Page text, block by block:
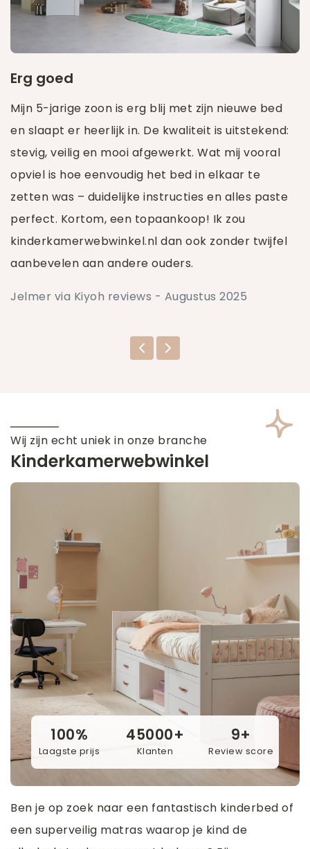
Erg goed
Mijn 5-jarige zoon is erg blij met zijn nieuwe bed
en slaapt er heerlijk in. De kwaliteit is uitstekend:
stevig, veilig en mooi afgewerkt. Wat mij vooral
opviel is hoe eenvoudig het bed in elkaar te
zetten was – duidelijke instructies en alles paste
perfect. Kortom, een topaankoop! Ik zou
kinderkamerwebwinkel.nl dan ook zonder twijfel
aanbevelen aan andere ouders.
Jelmer via Kiyoh reviews - Augustus 2025
Wij zijn echt uniek in onze branche
Kinderkamerwebwinkel
100%
Laagste prijs
45000+
Klanten
9+
Review score
Ben je op zoek naar een fantastisch kinderbed of
een superveilig matras waarop je kind de